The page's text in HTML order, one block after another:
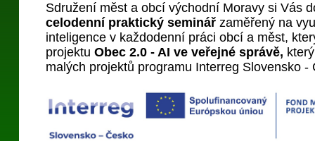
Sdružení měst a obcí východní Moravy si Vás
celodenní praktický seminář zaměřený na
inteligence v každodenní práci obcí a měst,
projektu Obec 2.0 - AI ve veřejné správě,
malých projektů programu Interreg Slovensko -